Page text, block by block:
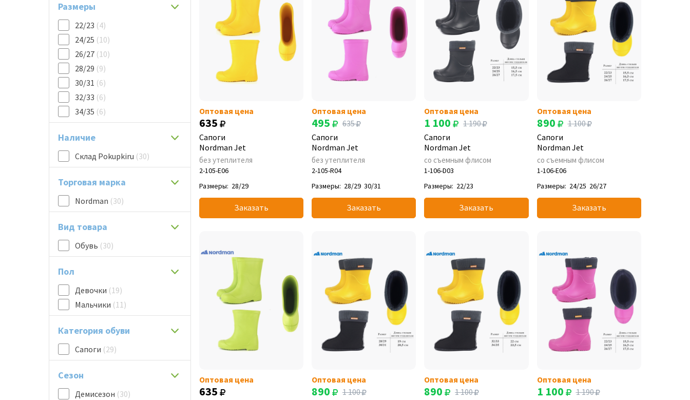
Размеры
22/23 (4)
24/25 (10)
26/27 (10)
28/29 (9)
30/31 (6)
32/33 (6)
34/35 (6)
Наличие
Склад Pokupkiru (30)
Торговая марка
Nordman (30)
Вид товара
Обувь (30)
Пол
Девочки (19)
Мальчики (11)
Категория обуви
Сапоги (29)
Сезон
Демисезон (30)
Оптовая цена
635
Сапоги
Nordman Jet
без утеплителя
2-105-E06
Размеры: 28/29
Заказать
Оптовая цена
495
635
Сапоги
Nordman Jet
без утеплителя
2-105-R04
Размеры: 28/29 30/31
Заказать
Оптовая цена
1 100
1 190
Сапоги
Nordman Jet
со съемным флисом
1-106-D03
Размеры: 22/23
Заказать
Оптовая цена
890
1 100
Сапоги
Nordman Jet
со съемным флисом
1-106-E06
Размеры: 24/25 26/27
Заказать
Оптовая цена
635
Оптовая цена
890
1 100
Оптовая цена
890
1 100
Оптовая цена
1 100
1 190